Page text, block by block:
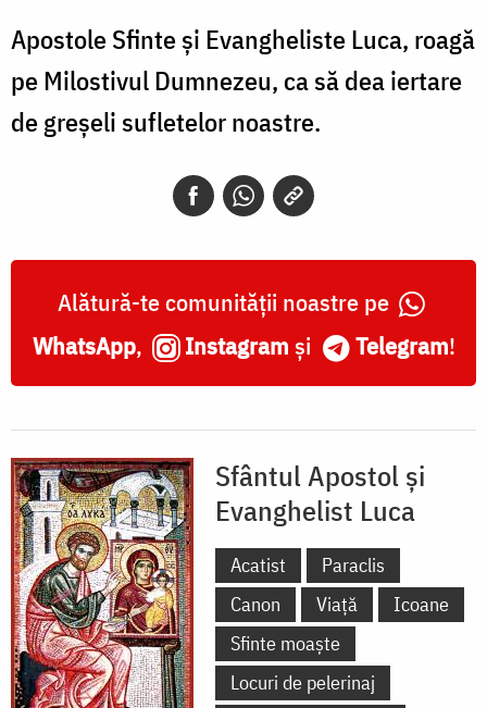
Apostole Sfinte şi Evanghe­liste Luca, roagă
pe Milostivul Dumnezeu, ca să dea iertare
de greşeli sufletelor noastre.
Alătură-te comunității noastre pe
WhatsApp, Instagram și Telegram!
Sfântul Apostol și
Evanghelist Luca
Acatist
Paraclis
Canon
Viață
Icoane
Sfinte moaște
Locuri de pelerinaj